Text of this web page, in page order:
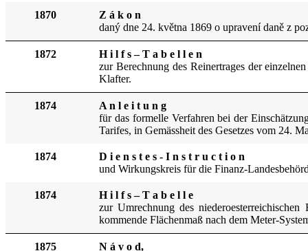
1870
Z á k o n
daný dne 24. května 1869 o upravení daně z
1872
H i l f s – T a b e l l e n
zur Berechnung des Reinertrages der
Klafter.
1874
A n l e i t u n g
für das formelle Verfahren bei der
Tarifes, in Gemässheit des Gesetzes vom 24.
1874
D i e n s t e s - I n s t r u c t i o n
und Wirkungskreis für die Finanz-
1874
H i l f s – T a b e l l e
zur Umrechnung des niederoesterreichischen
kommende Flächenmaß nach dem Meter-
1875
N á v o d,